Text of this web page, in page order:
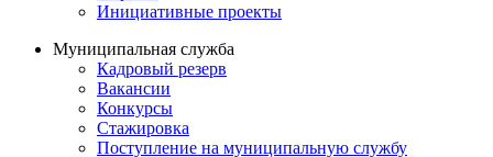
Инициативные проекты
Муниципальная служба
Кадровый резерв
Вакансии
Конкурсы
Стажировка
Поступление на муниципальную службу